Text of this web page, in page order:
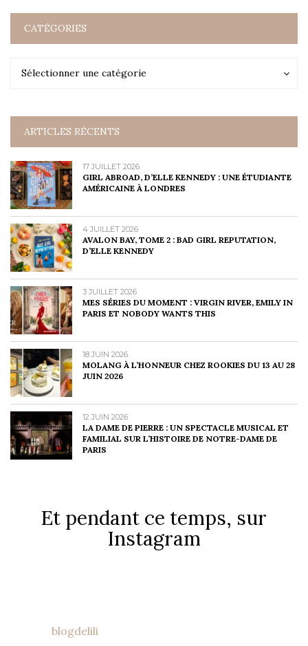
CATÉGORIES
Sélectionner une catégorie
Catégories
ARTICLES RÉCENTS
17 JUILLET 2026
GIRL ABROAD, D’ELLE KENNEDY : UNE ÉTUDIANTE
AMÉRICAINE À LONDRES
4 JUILLET 2026
AVALON BAY, TOME 2 : BAD GIRL REPUTATION,
D’ELLE KENNEDY
3 JUILLET 2026
MES SÉRIES DU MOMENT : VIRGIN RIVER, EMILY IN
PARIS ET NOBODY WANTS THIS
18 JUIN 2026
MOLANG À L’HONNEUR CHEZ ROOKIES DU 13 AU 28
JUIN 2026
12 JUIN 2026
LA DAME DE PIERRE : UN SPECTACLE MUSICAL ET
FAMILIAL SUR L’HISTOIRE DE NOTRE-DAME DE
PARIS
Et pendant ce temps, sur
Instagram
blogdelili